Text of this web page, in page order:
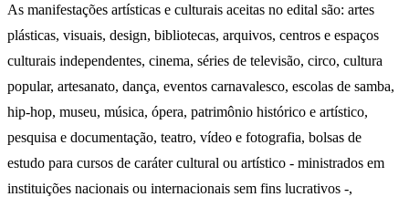
As manifestações artísticas e culturais aceitas no edital são: artes
plásticas, visuais, design, bibliotecas, arquivos, centros e espaços
culturais independentes, cinema, séries de televisão, circo, cultura
popular, artesanato, dança, eventos carnavalesco, escolas de samba,
hip-hop, museu, música, ópera, patrimônio histórico e artístico,
pesquisa e documentação, teatro, vídeo e fotografia, bolsas de
estudo para cursos de caráter cultural ou artístico - ministrados em
instituições nacionais ou internacionais sem fins lucrativos -,